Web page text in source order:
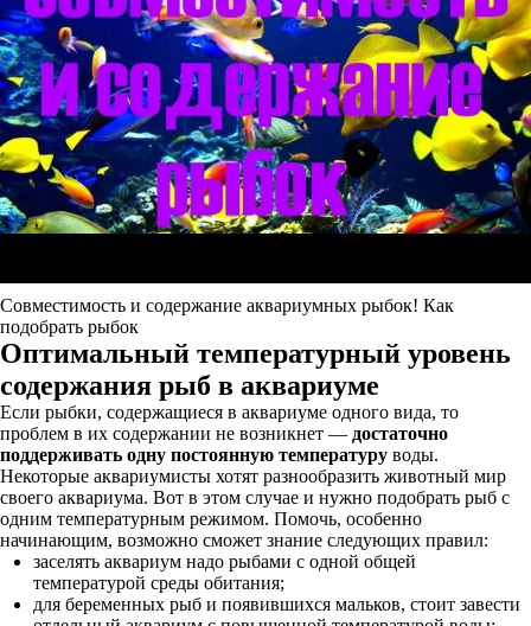
Совместимость и содержание аквариумных рыбок! Как
подобрать рыбок
Оптимальный температурный уровень
содержания рыб в аквариуме
Если рыбки, содержащиеся в аквариуме одного вида, то
проблем в их содержании не возникнет — достаточно
поддерживать одну постоянную температуру воды.
Некоторые аквариумисты хотят разнообразить животный мир
своего аквариума. Вот в этом случае и нужно подобрать рыб с
одним температурным режимом. Помочь, особенно
начинающим, возможно сможет знание следующих правил:
заселять аквариум надо рыбами с одной общей
температурой среды обитания;
для беременных рыб и появившихся мальков, стоит завести